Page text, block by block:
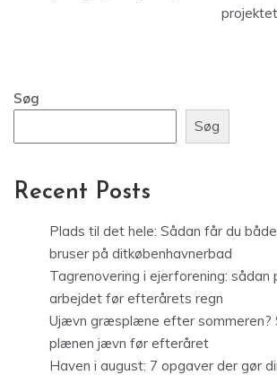
Søg
Søg
Recent Posts
Plads til det hele: Sådan får du
bruser på ditkøbenhavnerbad
Tagrenovering i ejerforening: sådan
arbejdet før efterårets regn
Ujævn græsplæne efter sommeren?
plænen jævn før efteråret
Haven i august: 7 opgaver der gør